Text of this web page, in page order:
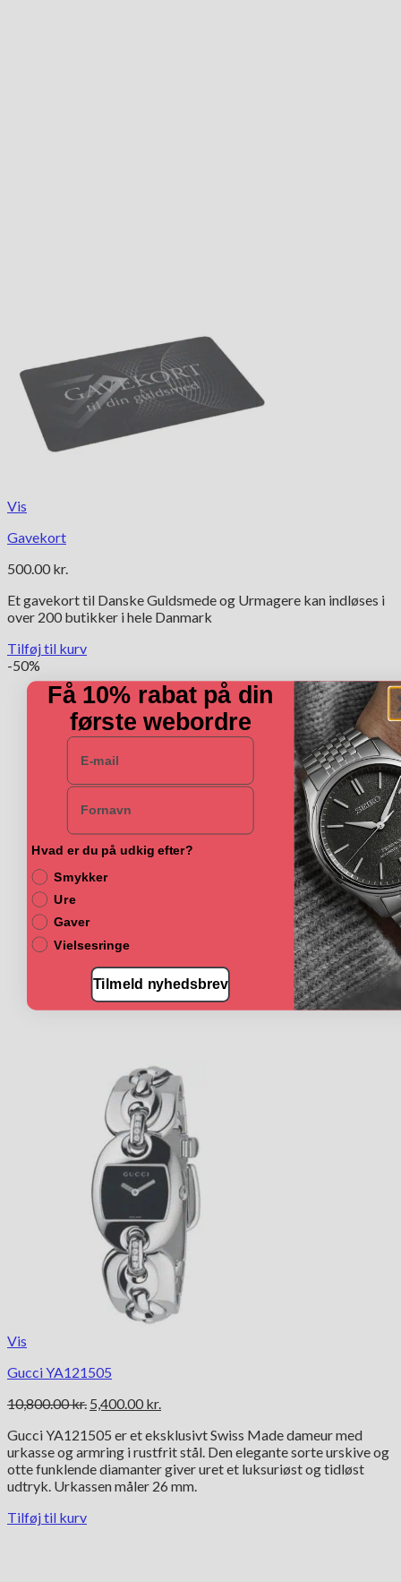
Vis
Gavekort
500.00 kr.
Et gavekort til Danske Guldsmede og Urmagere kan indløses i
over 200 butikker i hele Danmark
Tilføj til kurv
-50%
Vis
Gucci YA121505
10,800.00kr. Den
pris
var:
10,800.00 kr..
5,400.00 kr.
pris
er:
5,400.00 kr..
Gucci YA121505 er et eksklusivt Swiss Made dameur med
urkasse og armring i rustfrit stål. Den elegante sorte urskive og
otte funklende diamanter giver uret et luksuriøst og tidløst
udtryk. Urkassen måler 26 mm.
Tilføj til kurv
Få 10% rabat på din
første webordre
E-mail
Navn
Hvad er du på udkig efter?
Smykker
Ure
Gaver
Vielsesringe
Tilmeld nyhedsbrev